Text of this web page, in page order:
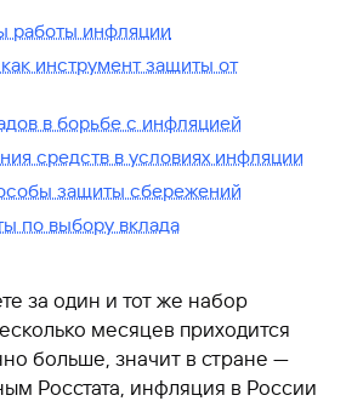
работы инфляции
инструмент защиты от
в борьбе с инфляцией
средств в условиях инфляции
защиты сбережений
по выбору вклада
за один и тот же набор
месяцев приходится
больше, значит в стране —
Росстата, инфляция в России